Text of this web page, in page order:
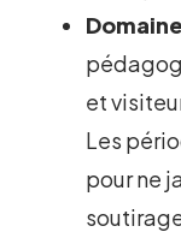
et
Les
pour ne